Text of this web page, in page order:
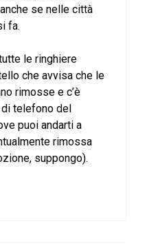
se nelle città
fa.
le ringhiere
che avvisa che le
rimosse e c’è
di telefono del
puoi andarti a
rimossa
suppongo).